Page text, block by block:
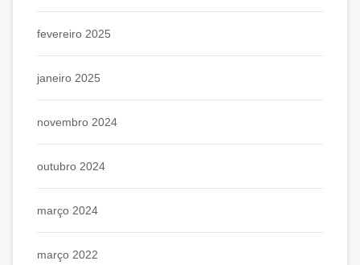
fevereiro 2025
janeiro 2025
novembro 2024
outubro 2024
março 2024
março 2022